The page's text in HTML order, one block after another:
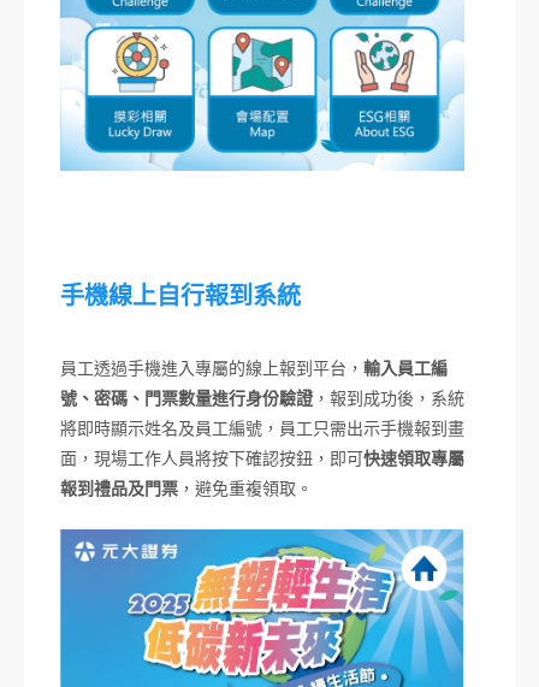
手機線上自行報到系統
員工透過手機進入專屬的線上報到平台， 輸入員工編
號、密碼、門票數量進行身份驗證 ，報到成功後，系統
將即時顯示姓名及員工編號，員工只需出示手機報到畫
面，現場工作人員將按下確認按鈕，即可快速領取專屬
報到禮品及門票 ，避免重複領取。